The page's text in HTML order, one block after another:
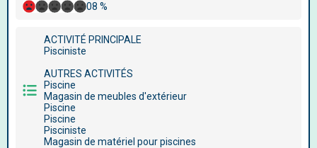
08 %
ACTIVITÉ PRINCIPALE
Pisciniste
AUTRES ACTIVITÉS
Piscine
Magasin de meubles d'extérieur
Piscine
Piscine
Pisciniste
Magasin de matériel pour piscines